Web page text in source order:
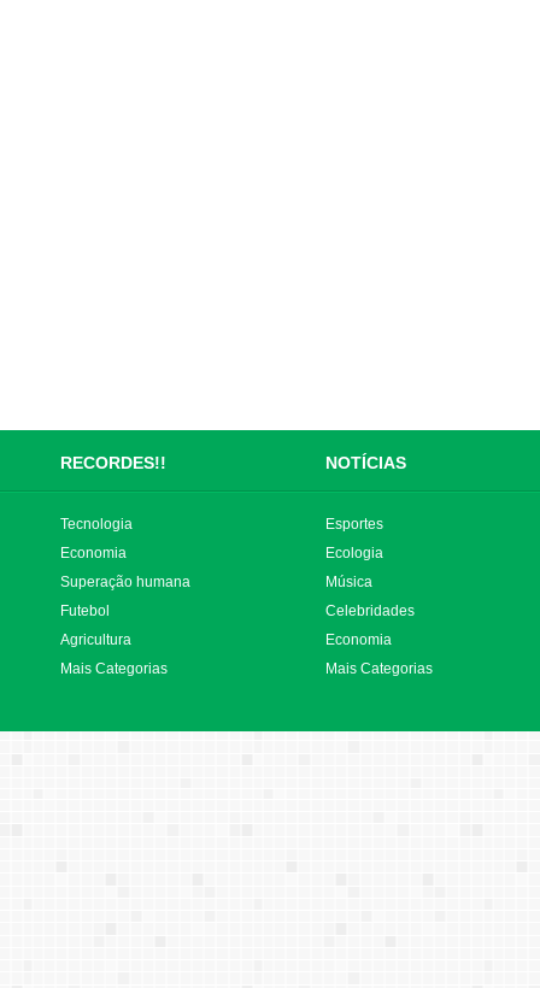
RECORDES!! NOTÍCIAS
Tecnologia
Economia
Superação humana
Futebol
Agricultura
Mais Categorias
Esportes
Ecologia
Música
Celebridades
Economia
Mais Categorias